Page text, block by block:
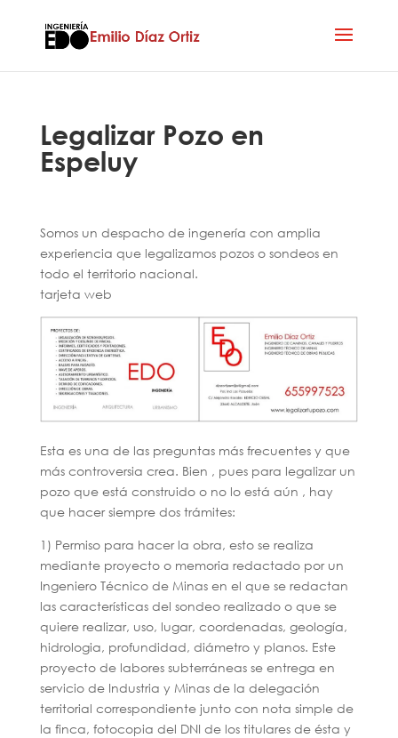
Legalizar Pozo en
Espeluy
Somos un despacho de ingenería con amplia
experiencia que legalizamos pozos o sondeos en
todo el territorio nacional.
tarjeta web
Esta es una de las preguntas más frecuentes y que
más controversia crea. Bien , pues para legalizar un
pozo que está construido o no lo está aún , hay
que hacer siempre dos trámites:
1) Permiso para hacer la obra, esto se realiza
mediante proyecto o memoria redactado por un
Ingeniero Técnico de Minas en el que se redactan
las características del sondeo realizado o que se
quiere realizar, uso, lugar, coordenadas, geología,
hidrologia, profundidad, diámetro y planos. Este
proyecto de labores subterráneas se entrega en
servicio de Industria y Minas de la delegación
territorial correspondiente junto con nota simple de
la finca, fotocopia del DNI de los titulares de ésta y